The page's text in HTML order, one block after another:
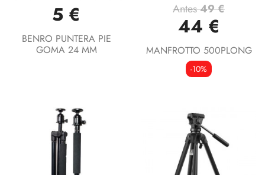
5 €
BENRO PUNTERA PIE
GOMA 24 MM
Antes49 €
44 €
MANFROTTO 500PLONG
-10%